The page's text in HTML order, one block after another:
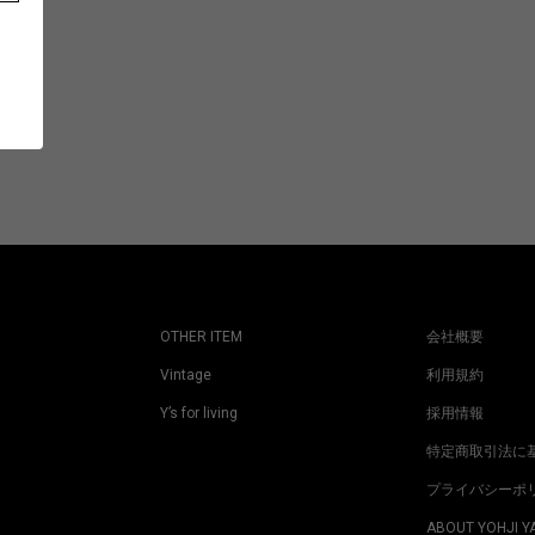
OTHER ITEM
Vintage
Y’s for living
会社概要
利用規約
採用情報
特定商取引法に
プライバシーポ
ABOUT YOHJI